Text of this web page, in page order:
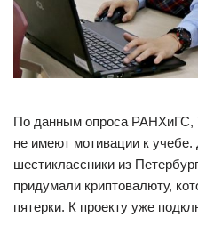
По данным опроса РАНХиГС,
не имеют мотивации к
шестиклассники из
придумали криптовалюту,
пятерки. К проекту уже